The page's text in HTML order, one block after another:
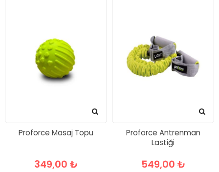
Proforce Masaj Topu
349,00 ₺
Proforce Antrenman
Lastiği
549,00 ₺